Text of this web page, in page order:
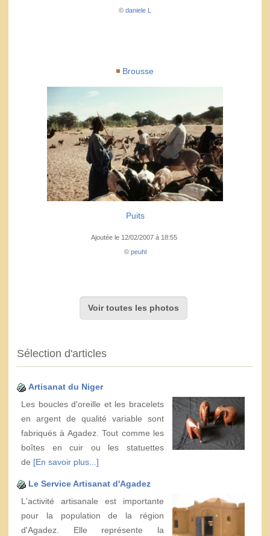
© daniele L
Brousse
Puits
Ajoutée le 12/02/2007 à 18:55
© peuhl
Voir toutes les photos
Sélection d'articles
Artisanat du Niger
Les boucles d'oreille et les bracelets
en argent de qualité variable sont
fabriqués à Agadez. Tout comme les
boîtes en cuir ou les statuettes
de [En savoir plus...]
Le Service Artisanat d'Agadez
L'activité artisanale est importante
pour la population de la région
d'Agadez. Elle représente la